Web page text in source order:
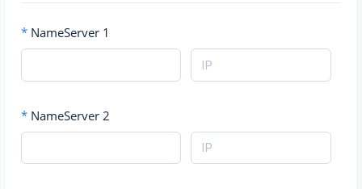
* NameServer 1
* NameServer 2